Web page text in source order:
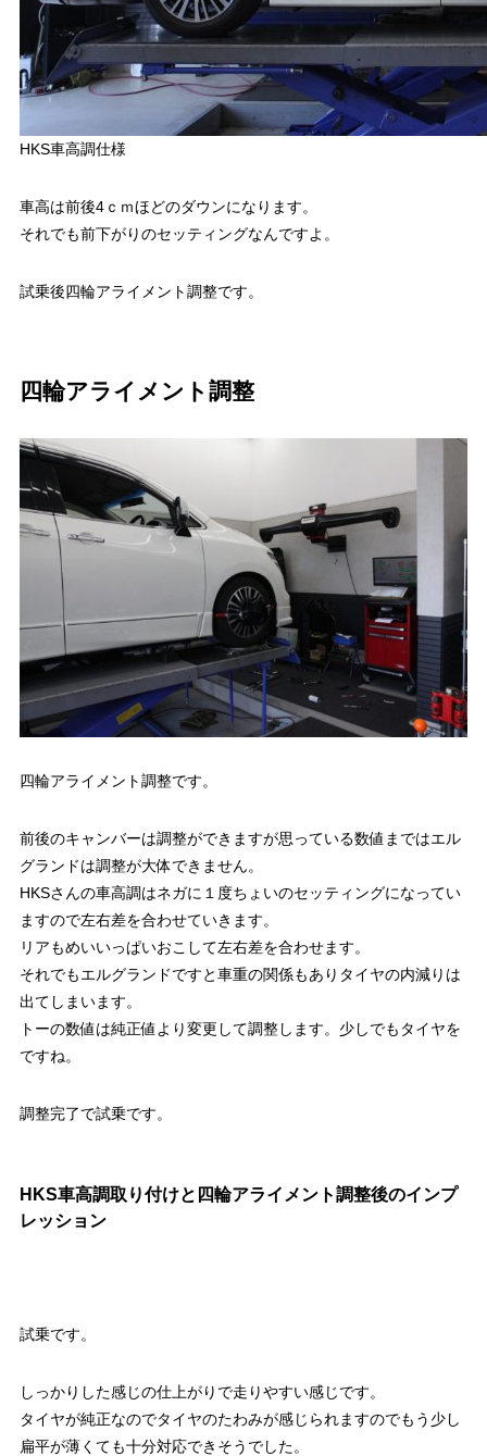
HKS車高調仕様
車高は前後4ｃｍほどのダウンになります。
それでも前下がりのセッティングなんですよ。
試乗後四輪アライメント調整です。
四輪アライメント調整
四輪アライメント調整です。
前後のキャンバーは調整ができますが思っている数値まではエル
グランドは調整が大体できません。
HKSさんの車高調はネガに１度ちょいのセッティングになってい
ますので左右差を合わせていきます。
リアもめいいっぱいおこして左右差を合わせます。
それでもエルグランドですと車重の関係もありタイヤの内減りは
出てしまいます。
トーの数値は純正値より変更して調整します。少しでもタイヤを
ですね。
調整完了で試乗です。
HKS車高調取り付けと四輪アライメント調整後のインプ
レッション
試乗です。
しっかりした感じの仕上がりで走りやすい感じです。
タイヤが純正なのでタイヤのたわみが感じられますのでもう少し
扁平が薄くても十分対応できそうでした。